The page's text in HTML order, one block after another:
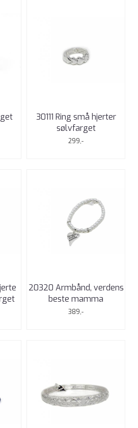
30111 Ring små hjerter
sølvfarget
299,-
20320 Armbånd, verdens
beste mamma
389,-